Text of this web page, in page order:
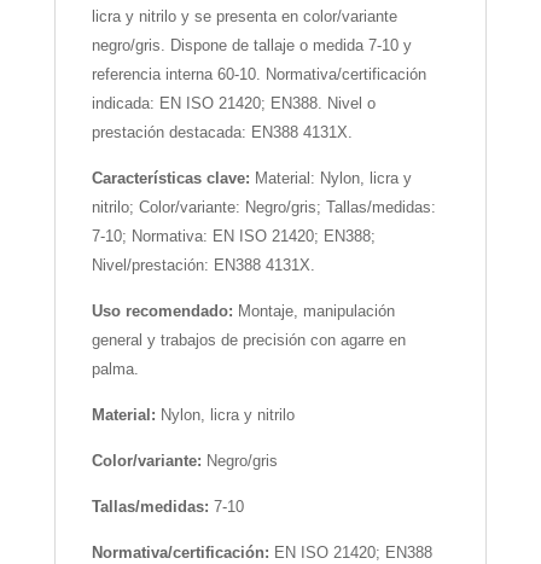
licra y nitrilo y se presenta en color/variante
negro/gris. Dispone de tallaje o medida 7-10 y
referencia interna 60-10. Normativa/certificación
indicada: EN ISO 21420; EN388. Nivel o
prestación destacada: EN388 4131X.
Características clave: Material: Nylon, licra y
nitrilo; Color/variante: Negro/gris; Tallas/medidas:
7-10; Normativa: EN ISO 21420; EN388;
Nivel/prestación: EN388 4131X.
Uso recomendado: Montaje, manipulación
general y trabajos de precisión con agarre en
palma.
Material: Nylon, licra y nitrilo
Color/variante: Negro/gris
Tallas/medidas: 7-10
Normativa/certificación: EN ISO 21420; EN388